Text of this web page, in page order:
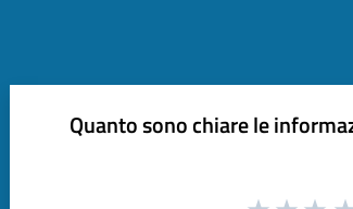
Quanto sono chiare le